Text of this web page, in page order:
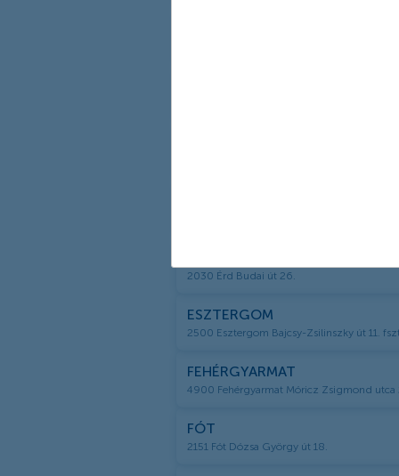
2030 Érd Budai út 26.
ESZTERGOM
2500 Esztergom Bajcsy-Zsilinszky út 11.
FEHÉRGYARMAT
4900 Fehérgyarmat Móricz Zsigmond utca
FÓT
2151 Fót Dózsa György út 18.